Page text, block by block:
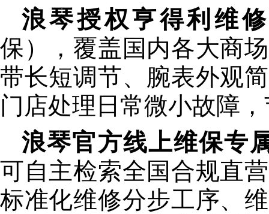
浪琴授权亨得利维修
保），覆盖国内各大商
带长短调节、腕表外观
门店处理日常微小故障
浪琴官方线上维保专
可自主检索全国合规直
标准化维修分步工序、